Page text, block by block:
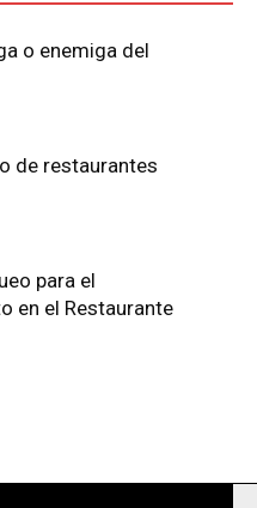
o enemiga del
de restaurantes
para el
en el Restaurante